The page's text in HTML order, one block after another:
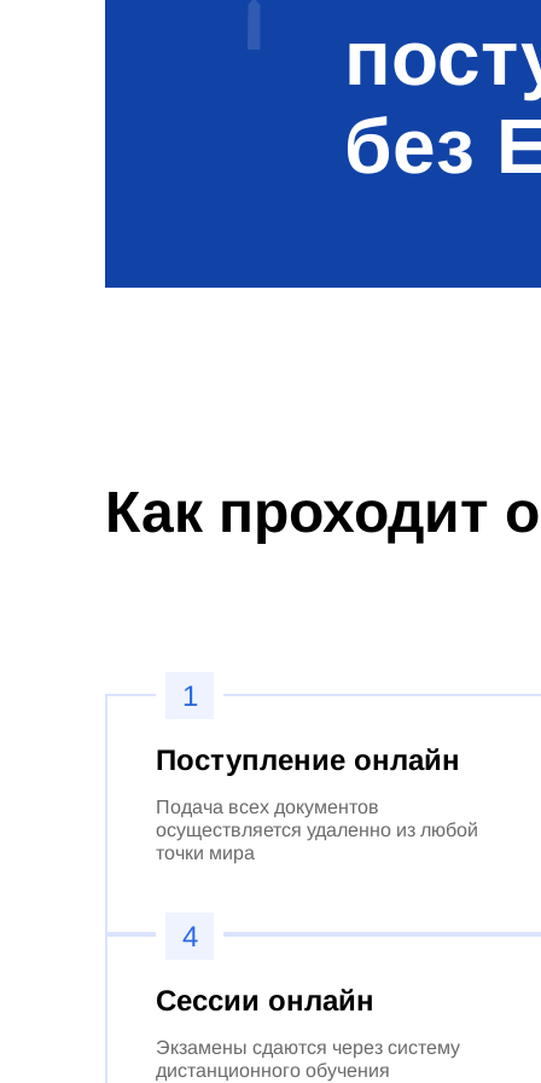
без
Как проходит
1
Поступление онлайн
Подача всех документов
осуществляется удаленно из любой
точки мира
4
Сессии онлайн
Экзамены сдаются через систему
дистанционного обучения